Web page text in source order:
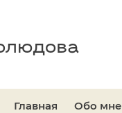
Главная Обо мне